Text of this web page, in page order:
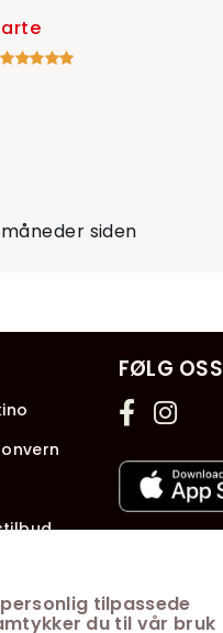
tilpassede
du til vår bruk
siden
FØLG OSS